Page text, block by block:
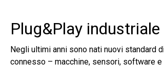
Plug&Play
Negli ultimi anni sono nati nuovi standard
connesso – macchine, sensori, software